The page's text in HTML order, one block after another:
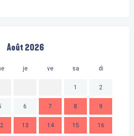
Août 2026
je ve sa di
1 2
6 7 8 9
13 14 15 16